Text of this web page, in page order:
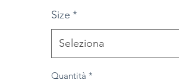
Size *
Seleziona
Quantità *